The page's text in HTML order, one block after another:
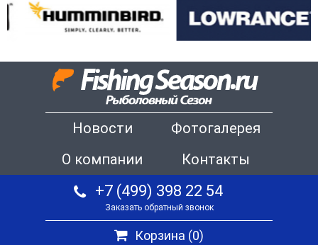
Новости
Фотогалерея
О компании
Контакты
+7 (499) 398 22 54
Заказать обратный звонок
Корзина (0)